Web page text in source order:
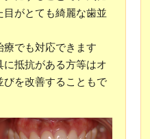
がとても綺麗な歯並
療でも対応できます
抵抗がある方等はオ
びを改善することもで